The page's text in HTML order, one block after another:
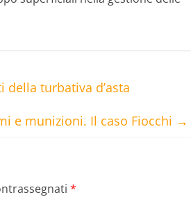
della turbativa d’asta
e munizioni. Il caso Fiocchi →
*